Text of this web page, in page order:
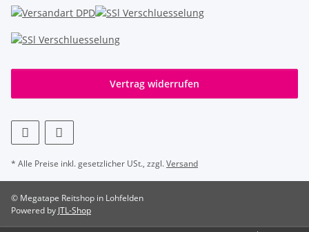
Vertrag widerrufen
* Alle Preise inkl. gesetzlicher USt., zzgl.Versand
© Megatape Reitshop in Lohfelden
Powered by JTL-Shop